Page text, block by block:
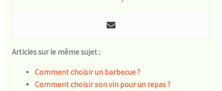
Articles sur le même sujet :
Comment choisir un barbecue ?
Comment choisir son vin pour un repas ?